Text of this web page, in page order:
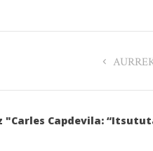
"Carles Capdevila: